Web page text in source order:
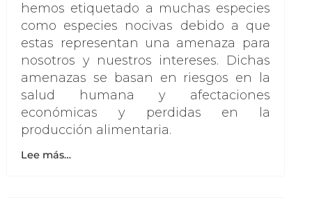
hemos etiquetado a muchas especies
como especies nocivas debido a que
estas representan una amenaza para
nosotros y nuestros intereses. Dichas
amenazas se basan en riesgos en la
salud humana y afectaciones
económicas y perdidas en la
producción alimentaria.
Lee más…